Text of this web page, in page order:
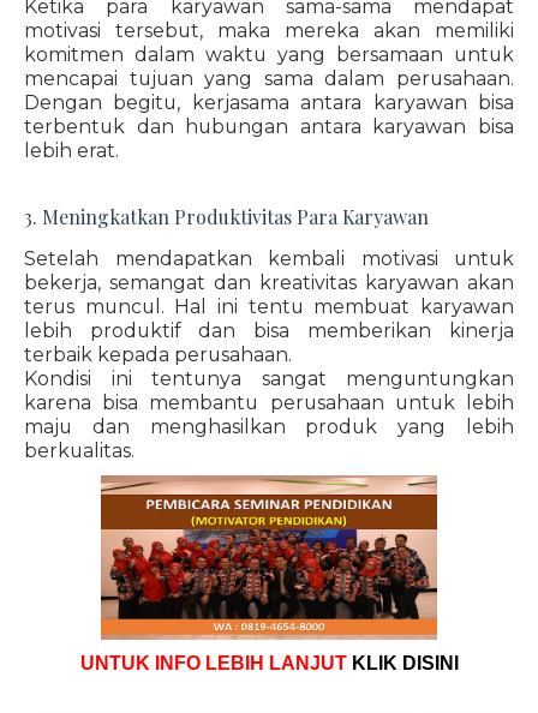
Ketika para karyawan sama-sama mendapat
motivasi tersebut, maka mereka akan memiliki
komitmen dalam waktu yang bersamaan untuk
mencapai tujuan yang sama dalam perusahaan.
Dengan begitu, kerjasama antara karyawan bisa
terbentuk dan hubungan antara karyawan bisa
lebih erat.
3. Meningkatkan Produktivitas Para Karyawan
Setelah mendapatkan kembali motivasi untuk
bekerja, semangat dan kreativitas karyawan akan
terus muncul. Hal ini tentu membuat karyawan
lebih produktif dan bisa memberikan kinerja
terbaik kepada perusahaan.
Kondisi ini tentunya sangat menguntungkan
karena bisa membantu perusahaan untuk lebih
maju dan menghasilkan produk yang lebih
berkualitas.
UNTUK INFO LEBIH LANJUT KLIK DISINI